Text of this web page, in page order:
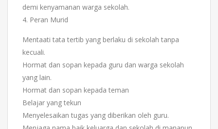
demi kenyamanan warga sekolah.
4. Peran Murid
Mentaati tata tertib yang berlaku di sekolah tanpa
kecuali.
Hormat dan sopan kepada guru dan warga sekolah
yang lain.
Hormat dan sopan kepada teman
Belajar yang tekun
Menyelesaikan tugas yang diberikan oleh guru.